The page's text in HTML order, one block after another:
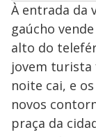
À entrada da
gaúcho
alto do
jovem turista
noite cai, e
novos
praça da